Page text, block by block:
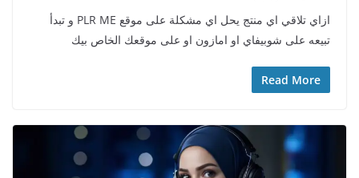
ازاي تلاقي اي منتج يحل اي مشكلة على موقع PLR ME و تبدأ
تبيعه على شوبيفاي او امازون او على موقعك الخاص بيك
Read More